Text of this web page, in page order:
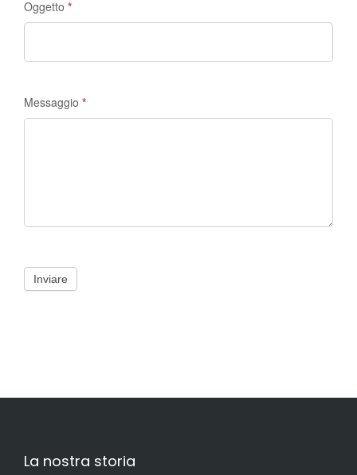
Oggetto *
Messaggio *
Inviare
La nostra storia